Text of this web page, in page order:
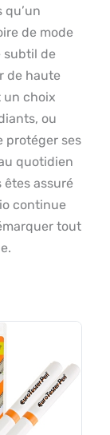
qu’un
de mode
subtil de
de haute
un choix
ou
protéger ses
quotidien
êtes assuré
continue
tout